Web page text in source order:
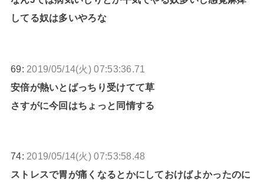
してる奴は多いやろな
69: 2019/05/14(火) 07:53:36.71
安倍が熱いとばっちり受けてて草
さすがに今回はちょっと同情する
74: 2019/05/14(火) 07:53:58.48
ストレスで胃が痛くなるとかにしておけばよかったのに